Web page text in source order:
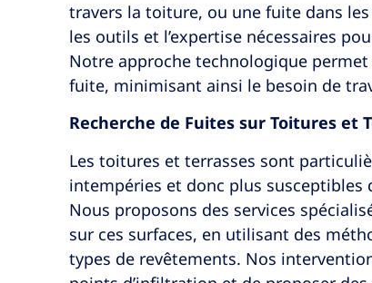
travers la toiture, ou une fuite dans
les outils et l’expertise nécessaires
Notre approche technologique
fuite, minimisant ainsi le besoin de
Recherche de Fuites sur Toitures et
Les toitures et terrasses sont
intempéries et donc plus susceptibles
Nous proposons des services
sur ces surfaces, en utilisant des
types de revêtements. Nos